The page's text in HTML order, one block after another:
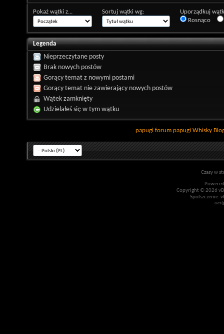
Pokaż wątki z... Sortuj wątki wg:
Uporządkuj
Rosnąco
Legenda
Nieprzeczytane posty
Brak nowych postów
Gorący temat z nowymi postami
Gorący temat nie zawierający nowych postów
Wątek zamknięty
Udzielałeś się w tym wątku
papugi forum papugi Whisky
Czasy w
Copyright © 2026
Spolszczenie: